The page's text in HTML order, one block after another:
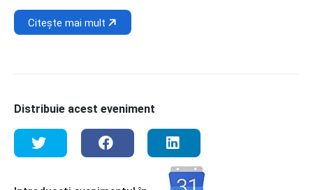
Citește mai mult
Distribuie acest eveniment